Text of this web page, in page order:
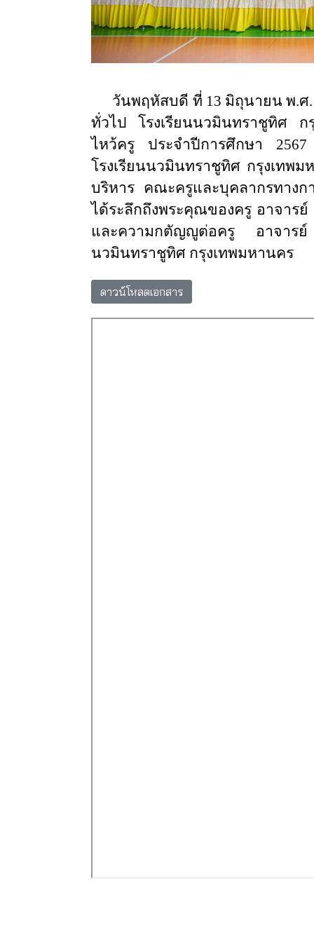
วันพฤหัสบดี ที่ 13 มิถุนายน พ.ศ
ทั่วไป
โรงเรียนนวมินทราชูทิศ ก
ไหว้ครู ประจำปีการศึกษา 2567
โรงเรียนนวมินทราชูทิศ กรุงเทพ
บริหาร คณะครูและบุคลากรทางก
ได้ระลึกถึงพระคุณของครู อาจาร
และความกตัญญูต่อครู อาจารย์
นวมินทราชูทิศ กรุงเทพมหานคร
ดาวน์โหลดเอกสาร